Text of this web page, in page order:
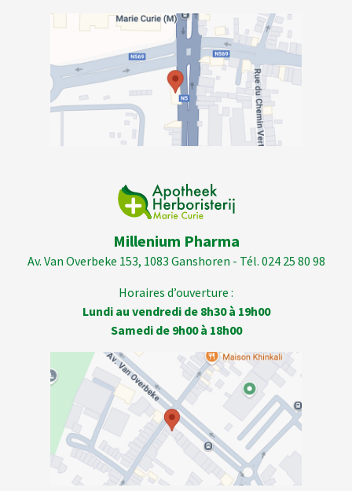
Millenium Pharma
Av. Van Overbeke 153, 1083 Ganshoren - Tél. 024 25 80 98
Horaires d’ouverture :
Lundi au vendredi de 8h30 à 19h00
Samedi de 9h00 à 18h00